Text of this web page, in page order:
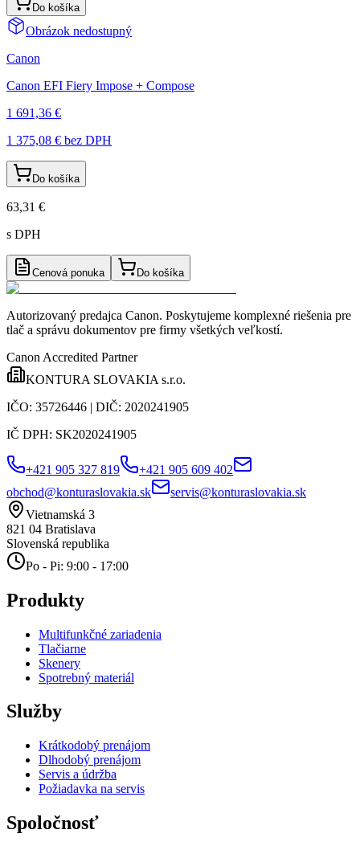
Do košíka
Obrázok nedostupný
Canon
Canon EFI Fiery Impose + Compose
1 691,36 €
1 375,08 € bez DPH
Do košíka
63,31 €
s DPH
Cenová ponuka Do košíka
Autorizovaný predajca Canon. Poskytujeme komplexné riešenia pre
tlač a správu dokumentov pre firmy všetkých veľkostí.
Canon Accredited Partner
KONTURA SLOVAKIA s.r.o.
IČO: 35726446 | DIČ: 2020241905
IČ DPH: SK2020241905
+421 905 327 819
+421 905 609 402
obchod@konturaslovakia.sk
servis@konturaslovakia.sk
Vietnamská 3
821 04 Bratislava
Slovenská republika
Po - Pi: 9:00 - 17:00
Produkty
Multifunkčné zariadenia
Tlačiarne
Skenery
Spotrebný materiál
Služby
Krátkodobý prenájom
Dlhodobý prenájom
Servis a údržba
Požiadavka na servis
Spoločnosť